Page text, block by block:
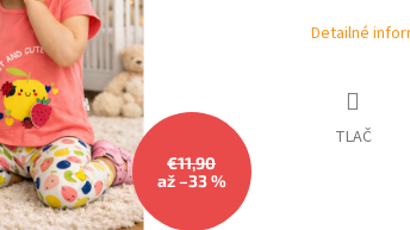
€11,90
až –33 %
Detailné
TLAČ